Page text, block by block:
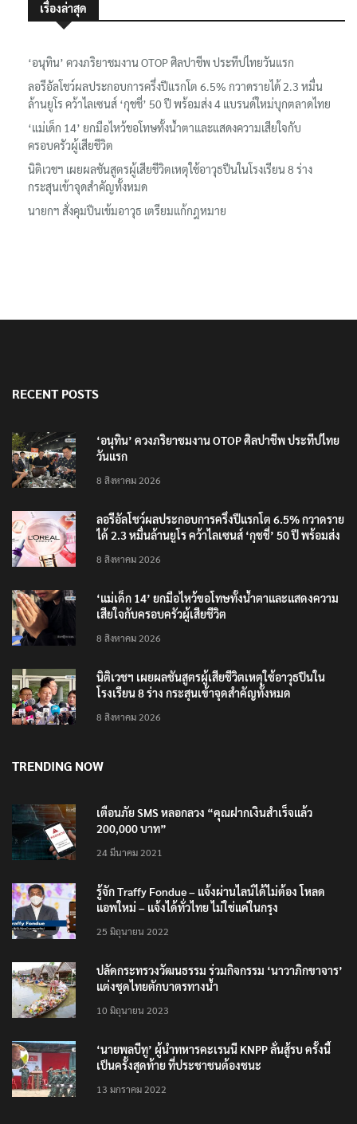
เรื่องล่าสุด
‘อนุทิน’ ควงภริยาชมงาน OTOP ศิลปาชีพ ประทีปไทยวันแรก
ลอรีอัลโชว์ผลประกอบการครึ่งปีแรกโต 6.5% กวาดรายได้ 2.3 หมื่น
ล้านยูโร คว้าไลเซนส์ ‘กุชชี่’ 50 ปี พร้อมส่ง 4 แบรนด์ใหม่บุกตลาดไทย
‘แม่เด็ก 14’ ยกมือไหว้ขอโทษทั้งน้ำตาและแสดงความเสียใจกับ
ครอบครัวผู้เสียชีวิต
นิติเวชฯ เผยผลชันสูตรผู้เสียชีวิตเหตุใช้อาวุธปืนในโรงเรียน 8 ร่าง
กระสุนเข้าจุดสำคัญทั้งหมด
นายกฯ สั่งคุมปืนเข้มอาวุธ เตรียมแก้กฎหมาย
RECENT POSTS
‘อนุทิน’ ควงภริยาชมงาน OTOP ศิลปาชีพ ประทีปไทย
วันแรก
8 สิงหาคม 2026
ลอรีอัลโชว์ผลประกอบการครึ่งปีแรกโต 6.5% กวาดราย
ได้ 2.3 หมื่นล้านยูโร คว้าไลเซนส์ ‘กุชชี่’ 50 ปี พร้อมส่ง
8 สิงหาคม 2026
‘แม่เด็ก 14’ ยกมือไหว้ขอโทษทั้งน้ำตาและแสดงความ
เสียใจกับครอบครัวผู้เสียชีวิต
8 สิงหาคม 2026
นิติเวชฯ เผยผลชันสูตรผู้เสียชีวิตเหตุใช้อาวุธปืนใน
โรงเรียน 8 ร่าง กระสุนเข้าจุดสำคัญทั้งหมด
8 สิงหาคม 2026
TRENDING NOW
เตือนภัย SMS หลอกลวง “คุณฝากเงินสำเร็จแล้ว
200,000 บาท”
24 มีนาคม 2021
รู้จัก Traffy Fondue – แจ้งผ่านไลน์ได้ไม่ต้อง โหลด
แอพใหม่ – แจ้งได้ทั่วไทย ไม่ใช่แค่ในกรุง
25 มิถุนายน 2022
ปลัดกระทรวงวัฒนธรรม ร่วมกิจกรรม ‘นาวาภิกขาจาร’
แต่งชุดไทยตักบาตรทางน้ำ
10 มิถุนายน 2023
‘นายพลบีทู’ ผู้นำทหารคะเรนนี KNPP ลั่นสู้รบ ครั้งนี้
เป็นครั้งสุดท้าย ที่ประชาชนต้องชนะ
13 มกราคม 2022